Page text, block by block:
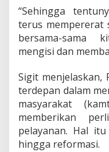
“Sehingga
terus mempererat
bersama-sama
mengisi dan
Sigit menjelaskan,
terdepan dalam
masyarakat
memberikan
pelayanan. Hal
hingga reformasi.